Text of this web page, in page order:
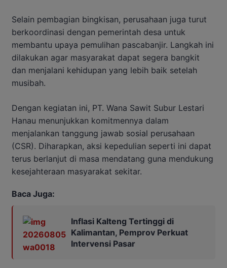
Selain pembagian bingkisan, perusahaan juga turut
berkoordinasi dengan pemerintah desa untuk
membantu upaya pemulihan pascabanjir. Langkah ini
dilakukan agar masyarakat dapat segera bangkit
dan menjalani kehidupan yang lebih baik setelah
musibah.
Dengan kegiatan ini, PT. Wana Sawit Subur Lestari
Hanau menunjukkan komitmennya dalam
menjalankan tanggung jawab sosial perusahaan
(CSR). Diharapkan, aksi kepedulian seperti ini dapat
terus berlanjut di masa mendatang guna mendukung
kesejahteraan masyarakat sekitar.
Baca Juga:
Inflasi Kalteng Tertinggi di
Kalimantan, Pemprov Perkuat
Intervensi Pasar